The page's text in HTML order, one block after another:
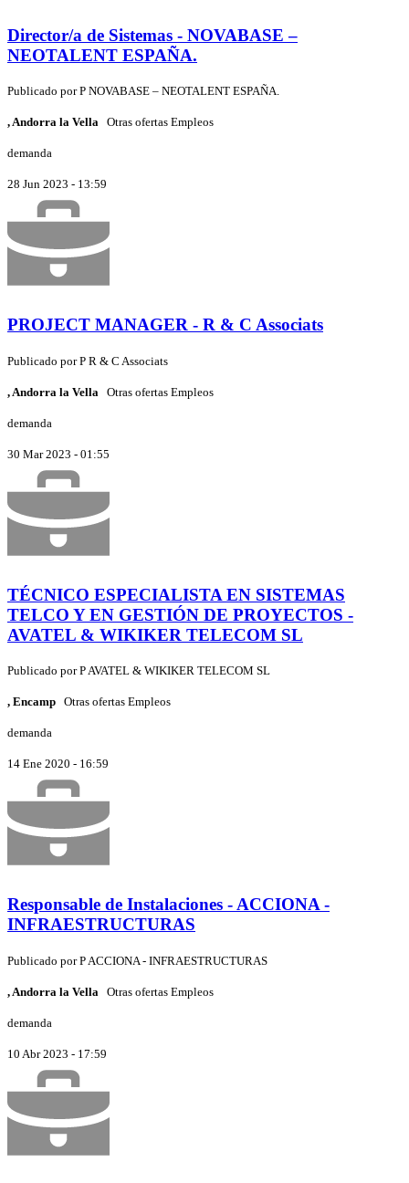
Director/a de Sistemas - NOVABASE –
NEOTALENT ESPAÑA.
Publicado porP NOVABASE – NEOTALENT ESPAÑA.
, Andorra la Vella Otras ofertas Empleos
demanda
28 Jun 2023 - 13:59
PROJECT MANAGER - R & C Associats
Publicado porP R & C Associats
, Andorra la Vella Otras ofertas Empleos
demanda
30 Mar 2023 - 01:55
TÉCNICO ESPECIALISTA EN SISTEMAS
TELCO Y EN GESTIÓN DE PROYECTOS -
AVATEL & WIKIKER TELECOM SL
Publicado porPAVATEL & WIKIKER TELECOM SL
, Encamp Otras ofertas Empleos
demanda
14 Ene 2020 - 16:59
Responsable de Instalaciones - ACCIONA -
INFRAESTRUCTURAS
Publicado porP ACCIONA - INFRAESTRUCTURAS
, Andorra la Vella Otras ofertas Empleos
demanda
10 Abr 2023 - 17:59